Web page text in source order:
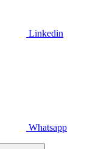
Linkedin
Whatsapp